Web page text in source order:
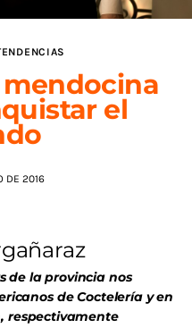
el
DE 2016
de la provincia nos
de Coctelería y en
respectivamente